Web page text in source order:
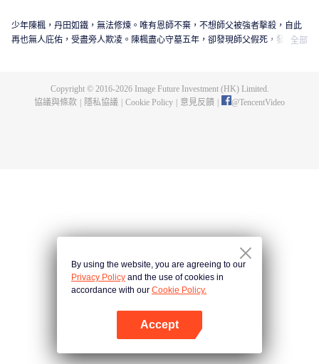
少年陳楓，丹田如鐵，無法修煉。唯有恩師不棄，不想師父被強者擊殺，自此
再也無人庇佑，受盡旁人欺凌。陳楓盡心守墓五年，卻發現師父假死，發現師
全部
Copyright © 2016-2026Image Future Investment (HK) Limited.
協議與條款
隱私協議 Cookie Policy 意見反饋 @TencentVideo
By using the website, you are agreeing to our
Privacy Policy and the use of cookies in
accordance with our Cookie Policy.
Accept